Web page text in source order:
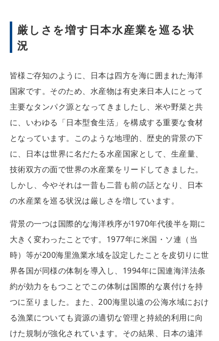
厳しさを増す日本水産業を巡る状
況
皆様ご存知のように、日本は四方を海に囲まれた海洋
国家です。そのため、水産物は有史来日本人にとって
主要なタンパク源となってきましたし、米や野菜と共
に、いわゆる「日本型食生活」を構成する重要な食材
となっています。このような地理的、歴史的背景の下
に、日本は世界に名だたる水産国家として、生産量、
技術双方の面で世界の水産業をリードしてきました。
しかし、今やそれは一昔も二昔も前の話となり、日本
の水産業を巡る状況は厳しさを増しています。
背景の一つは国際的な海洋秩序が1970年代後半を期に
大きく変わったことです。1977年に米国・ソ連（当
時）等が200海里漁業水域を設定したことを皮切りに世
界各国が同様の体制を導入し、1994年に国連海洋法条
約が効力をもつことでこの体制は国際的な裏付けを持
つに至りました。また、200海里以遠の公海水域におけ
る漁業についても資源の適切な管理と持続的利用に向
けた規制が強化されています。その結果、日本の遠洋